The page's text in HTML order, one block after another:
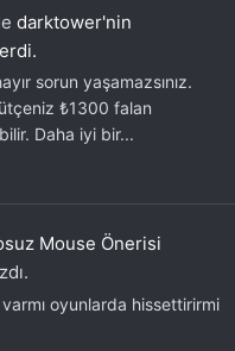
darktower'nin
sorun yaşamazsınız.
₺1300 falan
Daha iyi bir...
Mouse Önerisi
oyunlarda hissettirirmi